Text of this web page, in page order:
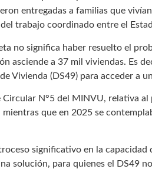
entregadas a familias que
trabajo coordinado entre el
no significa haber resuelto el
asciende a 37 mil viviendas. Es
Vivienda (DS49) para acceder a
N°5 del MINVU, relativa
que en 2025 se
significativo en la
solución, para quienes el DS49